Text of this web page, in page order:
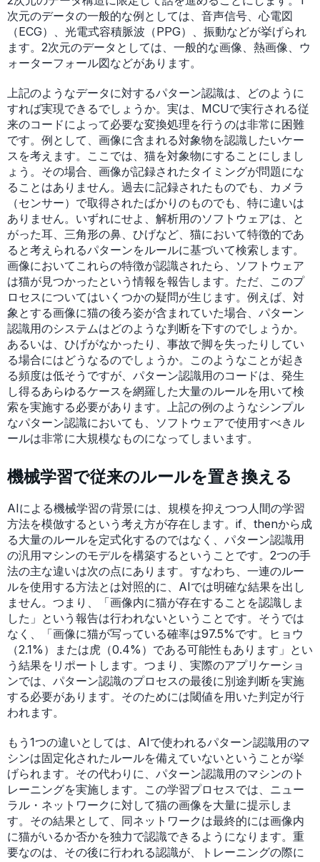
次元のデータの一般的な例としては、音声信号、心電図
（ECG）、光電式容積脈波（PPG）、振動などが挙げられ
ます。2次元のデータとしては、一般的な画像、熱画像、ウ
ォーターフォール図などがあります。
上記のようなデータに対するパターン認識は、どのように
すれば実現できるでしょうか。実は、MCUで実行される従
来のコードによって必要な変換処理を行うのは非常に困難
です。例として、画像に含まれる対象物を認識したいケー
スを考えます。ここでは、猫を対象物にすることにしまし
ょう。その場合、画像が記録されたタイミングが問題にな
ることはありません。過去に記録されたものでも、カメラ
（センサー）で取得されたばかりのものでも、特に違いは
ありません。いずれにせよ、解析用のソフトウェアは、と
がった耳、三角形の鼻、ひげなど、猫において特徴的であ
ると考えられるパターンをルールに基づいて検索します。
画像においてこれらの特徴が認識されたら、ソフトウェア
は猫が見つかったという情報を報告します。ただ、このプ
ロセスについてはいくつかの疑問が生じます。例えば、対
象とする画像に猫の後ろ姿が含まれていた場合、パターン
認識用のシステムはどのような判断を下すのでしょうか。
あるいは、ひげがなかったり、事故で脚を失ったりしてい
る場合にはどうなるのでしょうか。このようなことが起き
る頻度は低そうですが、パターン認識用のコードは、発生
し得るあらゆるケースを網羅した大量のルールを用いて検
索を実施する必要があります。上記の例のようなシンプル
なパターン認識においても、ソフトウェアで使用すべきル
ールは非常に大規模なものになってしまいます。
機械学習で従来のルールを置き換える
AIによる機械学習の背景には、規模を抑えつつ人間の学習
方法を模倣するという考え方が存在します。if、thenから成
る大量のルールを定式化するのではなく、パターン認識用
の汎用マシンのモデルを構築するということです。2つの手
法の主な違いは次の点にあります。すなわち、一連のルー
ルを使用する方法とは対照的に、AIでは明確な結果を出し
ません。つまり、「画像内に猫が存在することを認識しま
した」という報告は行われないということです。そうでは
なく、「画像に猫が写っている確率は97.5%です。ヒョウ
（2.1%）または虎（0.4%）である可能性もあります」とい
う結果をリポートします。つまり、実際のアプリケーショ
ンでは、パターン認識のプロセスの最後に別途判断を実施
する必要があります。そのためには閾値を用いた判定が行
われます。
もう1つの違いとしては、AIで使われるパターン認識用のマ
シンは固定化されたルールを備えていないということが挙
げられます。その代わりに、パターン認識用のマシンのト
レーニングを実施します。この学習プロセスでは、ニュー
ラル・ネットワークに対して猫の画像を大量に提示しま
す。その結果として、同ネットワークは最終的には画像内
に猫がいるか否かを独力で認識できるようになります。重
要なのは、その後に行われる認識が、トレーニングの際に